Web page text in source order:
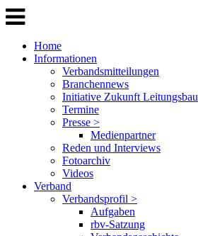
Home
Informationen
Verbandsmitteilungen
Branchennews
Initiative Zukunft Leitungsbau
Termine
Presse >
Medienpartner
Reden und Interviews
Fotoarchiv
Videos
Verband
Verbandsprofil >
Aufgaben
rbv-Satzung